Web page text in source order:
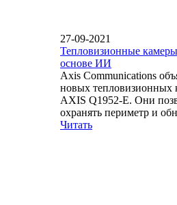
27-09-2021
Тепловизионные
основе ИИ
Axis Communications
новых тепловизионных
AXIS Q1952-E. Они
охранять периметр и
Читать